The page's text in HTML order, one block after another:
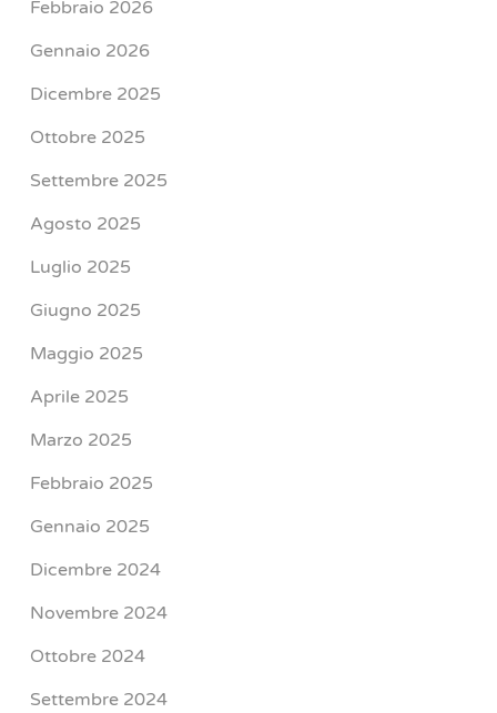
Febbraio 2026
Gennaio 2026
Dicembre 2025
Ottobre 2025
Settembre 2025
Agosto 2025
Luglio 2025
Giugno 2025
Maggio 2025
Aprile 2025
Marzo 2025
Febbraio 2025
Gennaio 2025
Dicembre 2024
Novembre 2024
Ottobre 2024
Settembre 2024